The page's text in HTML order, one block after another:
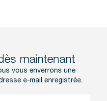
maintenant
vous enverrons une
e-mail enregistrée.